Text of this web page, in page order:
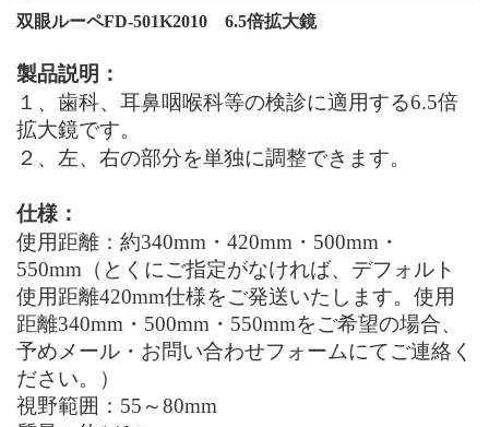
双眼ルーペFD-501K2010 6.5倍拡大鏡
製品説明：
１、 歯科、耳鼻咽喉科等の検診に適用する6.5倍
拡大鏡です。
２、 左、右の部分を単独に調整できます。
仕様：
使用距離：約340mm ・420mm ・500mm・
550mm（とくにご指定がなければ、 デフォルト
使用距離420mm仕様をご発送いたします。使用
距離340mm ・ 500mm・550mmをご希望の場合、
予めメール・お問い合わせフォームにてご連絡く
ださい。）
視野範囲：55 ～80mm